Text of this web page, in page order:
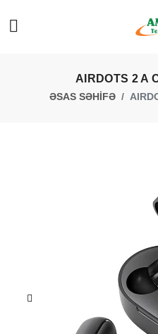
AIRDOTS 2 A
ƏSAS SƏHİFƏ